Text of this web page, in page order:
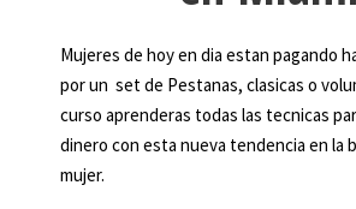
Mujeres de hoy en dia estan pagando
por un set de Pestanas, clasicas o
curso aprenderas todas las tecnicas
dinero con esta nueva tendencia en la
mujer.